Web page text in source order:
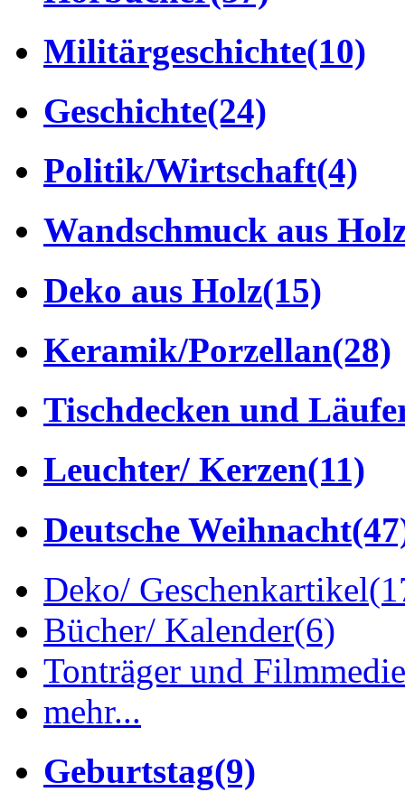
Militärgeschichte(10)
Geschichte(24)
Politik/Wirtschaft(4)
Wandschmuck aus
Deko aus Holz(15)
Keramik/Porzellan(28)
Tischdecken und
Leuchter/ Kerzen(11)
Deutsche Weihnacht
Deko/ Geschenkartikel
Bücher/ Kalender(6)
Tonträger und
mehr...
Geburtstag(9)